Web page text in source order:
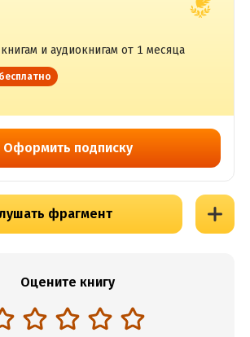
и аудиокнигам от 1 месяца
бесплатно
Оформить подписку
фрагмент
Оцените книгу